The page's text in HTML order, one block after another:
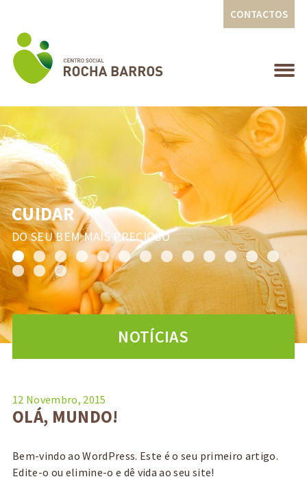
CONTACTOS
CUIDAR
DO SEU BEM MAIS PRECIOSO
NOTÍCIAS
12 Novembro, 2015
OLÁ, MUNDO!
Bem-vindo ao WordPress. Este é o seu primeiro artigo.
Edite-o ou elimine-o e dê vida ao seu site!